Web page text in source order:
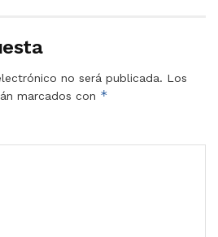
no será publicada. Los
marcados con *